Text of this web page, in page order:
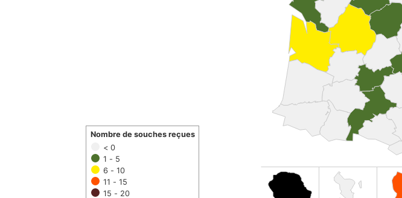
< 0
1 - 5
6 - 10
11 - 15
15 - 20
Nombre de souches reçues